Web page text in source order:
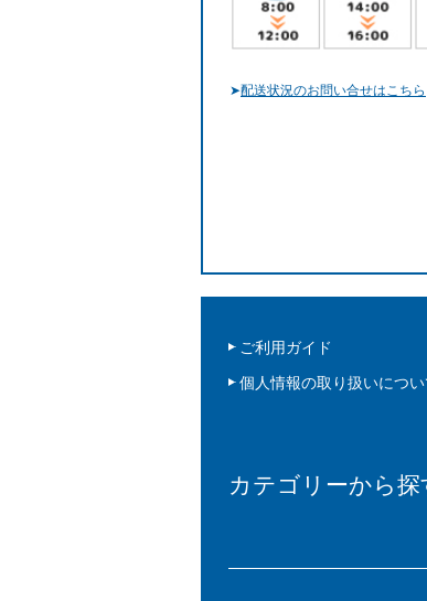
➤配送状況のお問い合せはこちら
ご利用ガイド
個人情報の取り扱いについ
カテゴリーから探